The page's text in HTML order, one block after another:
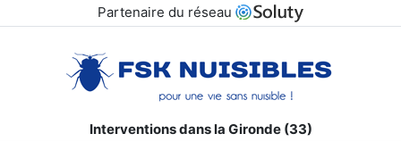
Partenaire du réseau
Interventions dans la Gironde (33)